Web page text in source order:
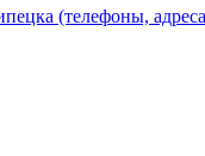
(телефоны,